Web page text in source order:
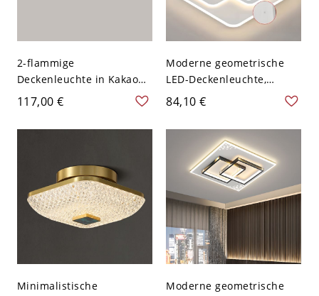
2-flammige
Deckenleuchte in Kakao
mit Naturholzdesign -
110V-120V 50,8 cm
Quadrat
117,00 €
Moderne geometrische
LED-Deckenleuchte,
minimalistisches Acryl-
Design für Schlafzimmer
und Flur - 110V-120V
Quadrat
84,10 €
Minimalistische
Moderne geometrische